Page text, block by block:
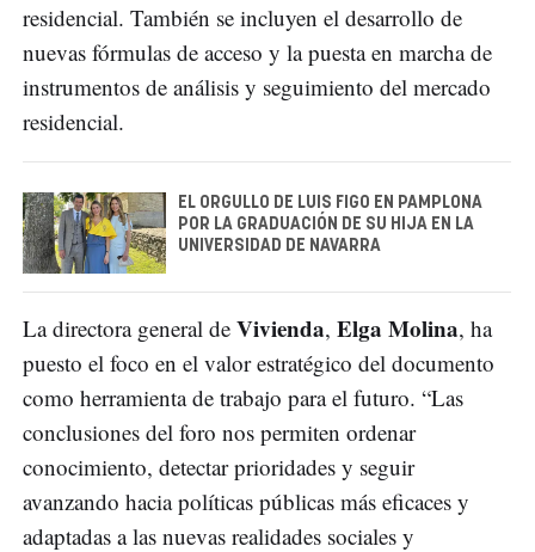
residencial. También se incluyen el desarrollo de
nuevas fórmulas de acceso y la puesta en marcha de
instrumentos de análisis y seguimiento del mercado
residencial.
EL ORGULLO DE LUIS FIGO EN PAMPLONA
POR LA GRADUACIÓN DE SU HIJA EN LA
UNIVERSIDAD DE NAVARRA
La directora general de Vivienda, Elga Molina, ha
puesto el foco en el valor estratégico del documento
como herramienta de trabajo para el futuro. “Las
conclusiones del foro nos permiten ordenar
conocimiento, detectar prioridades y seguir
avanzando hacia políticas públicas más eficaces y
adaptadas a las nuevas realidades sociales y